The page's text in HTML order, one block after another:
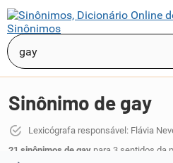
Sinônimo de gay
Lexicógrafa responsável: Flávia
21 sinônimos de gay para 3 sentidos da